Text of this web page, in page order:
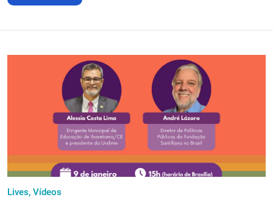
Lives, Vídeos